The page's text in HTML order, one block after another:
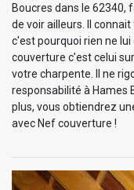
Boucres dans le 62340,
de voir ailleurs. Il
c'est pourquoi rien ne
couverture c’est celui
votre charpente. Il ne
responsabilité à Hames
plus, vous obtiendrez
avec Nef couverture !